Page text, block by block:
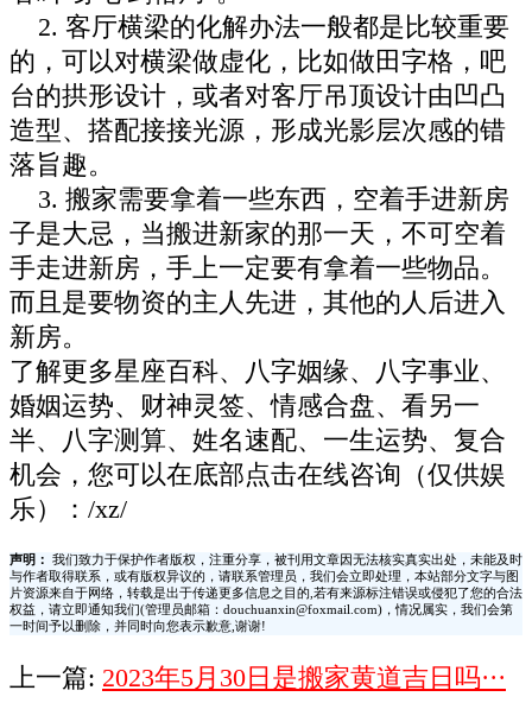
2. 客厅横梁的化解办法一般都是比较重要
的，可以对横梁做虚化，比如做田字格，吧
台的拱形设计，或者对客厅吊顶设计由凹凸
造型、搭配接接光源，形成光影层次感的错
落旨趣。
3. 搬家需要拿着一些东西，空着手进新房
子是大忌，当搬进新家的那一天，不可空着
手走进新房，手上一定要有拿着一些物品。
而且是要物资的主人先进，其他的人后进入
新房。
了解更多星座百科、八字姻缘、八字事业、
婚姻运势、财神灵签、情感合盘、看另一
半、八字测算、姓名速配、一生运势、复合
机会，您可以在底部点击在线咨询（仅供娱
乐）：/xz/
声明：
我们致力于保护作者版权，注重分享，被刊用文章因无法核实真实出处，未能及时
与作者取得联系，或有版权异议的，请联系管理员，我们会立即处理，本站部分文字与图
片资源来自于网络，转载是出于传递更多信息之目的,若有来源标注错误或侵犯了您的合法
权益，请立即通知我们(管理员邮箱：douchuanxin@foxmail.com)，情况属实，我们会第
一时间予以删除，并同时向您表示歉意,谢谢!
上一篇: 2023年5月30日是搬家黄道吉日吗···